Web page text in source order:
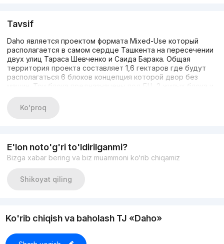
Tavsif
Daho является проектом формата Mixed-Use который
располагается в самом сердце Ташкента на пересечении
двух улиц Тараса Шевченко и Саида Барака. Общая
территория проекта составляет 1,6 гектаров где будут
располагаться 6 блоков концепция которой двор без
машин. Три блока предназначены под БЦ, 2 жилых блока и
функционировать помещения под стрит ритейл.
Предусмотрен 2 этажный подземный паркинг на 761
Ko'proq
E'lon noto'g'ri to'ldirilganmi?
Bizga xabar bering va biz muammoni ko‘rib chiqamiz
Shikoyat qiling
Ko'rib chiqish va baholash TJ «Daho»